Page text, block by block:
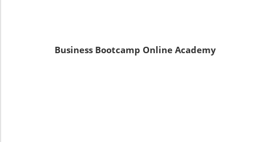
Business Bootcamp Online Academy